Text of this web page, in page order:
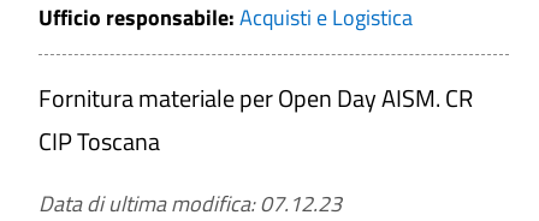
Ufficio responsabile:Acquisti e Logistica
Fornitura materiale per Open Day AISM. CR
CIP Toscana
Data di ultima modifica: 07.12.23